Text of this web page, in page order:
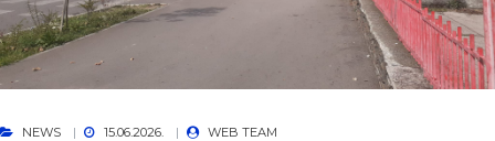
NEWS 15.06.2026. WEB TEAM